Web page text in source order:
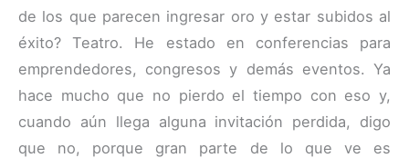
de los que parecen ingresar oro y estar subidos al
éxito? Teatro. He estado en conferencias para
emprendedores, congresos y demás eventos. Ya
hace mucho que no pierdo el tiempo con eso y,
cuando aún llega alguna invitación perdida, digo
que no, porque gran parte de lo que ve es